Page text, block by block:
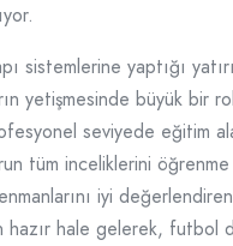
sistemlerine yaptığı
yetişmesinde büyük bir
seviyede eğitim
tüm inceliklerini öğrenme
iyi
hale gelerek, futbol